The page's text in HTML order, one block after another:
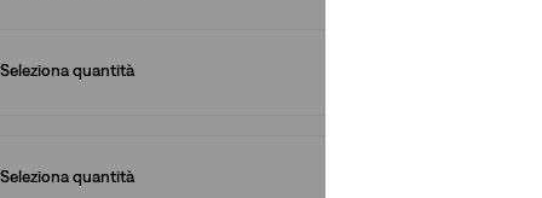
Seleziona quantità
Seleziona quantità